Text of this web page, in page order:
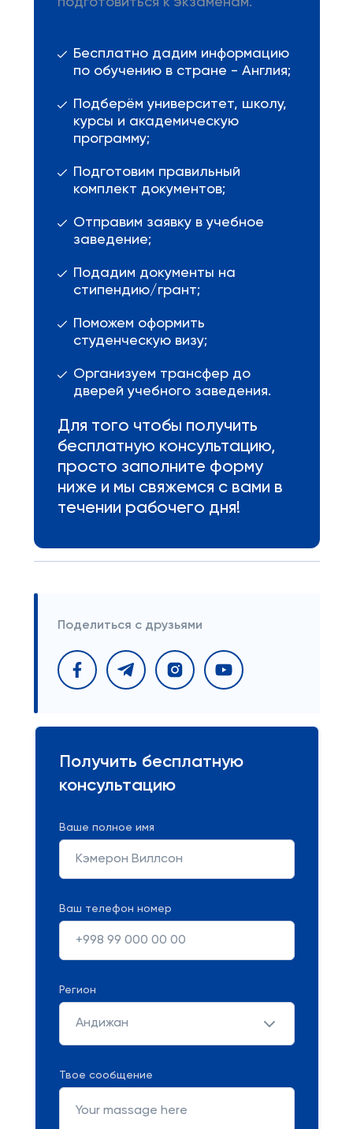
Бесплатно дадим информацию
по обучению в стране - Англия;
Подберём университет, школу,
курсы и академическую
программу;
Подготовим правильный
комплект документов;
Отправим заявку в учебное
заведение;
Подадим документы на
стипендию/грант;
Поможем оформить
студенческую визу;
Организуем трансфер до
дверей учебного заведения.
Для того чтобы получить
бесплатную консультацию,
просто заполните форму
ниже и мы свяжемся с вами в
течении рабочего дня!
Поделиться с друзьями
Получить бесплатную
консультацию
Ваше полное имя
Ваш телефон номер
Регион
Андижан
Твое сообщение